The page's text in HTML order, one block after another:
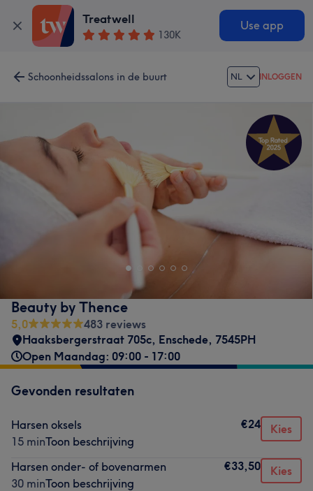
Treatwell
130K
Use app
Schoonheidssalons in de buurt NL INLOGGEN
Beauty by Thence
5,0
483 reviews
Haaksbergerstraat 705c, Enschede, 7545PH
Open Maandag: 09:00 - 17:00
Gevonden resultaten
Harsen oksels
15 minToon beschrijving
€24 Kies
Harsen onder- of bovenarmen
30 minToon beschrijving
€33,50 Kies